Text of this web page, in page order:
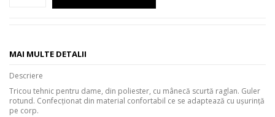
MAI MULTE DETALII
Descriere
Tricou tehnic pentru dame, din poliester, cu mânecă scurtă raglan. Guler
rotund. Confecționat din material confortabil ce se adaptează cu ușurință
pe corp.